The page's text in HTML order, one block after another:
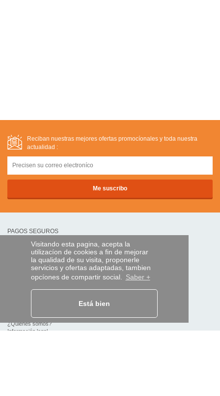
Visitando esta pagina, acepta la
utilizacíon de cookies a fin de mejorar
la qualidad de su visita, proponerle
servicios y ofertas adaptadas, tambien
opcíones de compartir social. Saber +
Está bien
Reciban nuestras mejores ofertas promocíonales y toda nuestra
actualidad :
PAGOS SEGUROS
transferencia bancaria
AYUDA Y SERVICIOS
Localice su envío
¿Quiénes somos?
Información legal